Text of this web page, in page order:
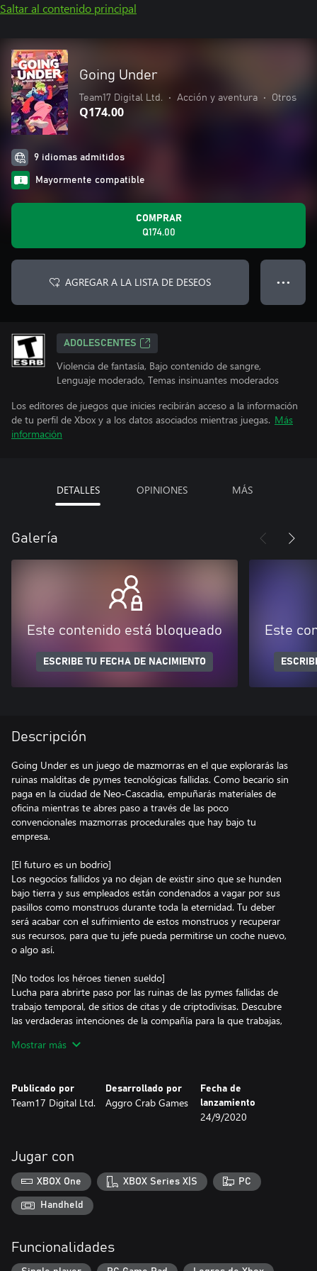
Saltar al contenido principal
Going Under
Team17 Digital Ltd. • Acción y aventura • Otros
Q174.00
9 idiomas admitidos
Mayormente compatible
COMPRAR
Q174.00
AGREGAR A LA LISTA DE DESEOS ● ● ●
ADOLESCENTES
Violencia de fantasía, Bajo contenido de sangre,
Lenguaje moderado, Temas insinuantes moderados
Los editores de juegos que inicies recibirán acceso a la información
de tu perfil de Xbox y a los datos asociados mientras juegas. Más
información
DETALLES OPINIONES MÁS
Galería
Este contenido está bloqueado
ESCRIBE TU FECHA DE NACIMIENTO
Este
Descripción
Going Under es un juego de mazmorras en el que explorarás las
ruinas malditas de pymes tecnológicas fallidas. Como becario sin
paga en la ciudad de Neo-Cascadia, empuñarás materiales de
oficina mientras te abres paso a través de las poco
convencionales mazmorras procedurales que hay bajo tu
empresa.
[El futuro es un bodrio]
Los negocios fallidos ya no dejan de existir sino que se hunden
bajo tierra y sus empleados están condenados a vagar por sus
pasillos como monstruos durante toda la eternidad. Tu deber
será acabar con el sufrimiento de estos monstruos y recuperar
sus recursos, para que tu jefe pueda permitirse un coche nuevo,
o algo así.
[No todos los héroes tienen sueldo]
Lucha para abrirte paso por las ruinas de las pymes fallidas de
trabajo temporal, de sitios de citas y de criptodivisas. Descubre
las verdaderas intenciones de la compañía para la que trabajas,
empresa matriz, un fabricante de paquetes por suscripción con
¡Sal con un limo! ¡Invierte en criptodivisas! ¡Quema un vehículo
compartido!
En las mazmorras de Going Under, casi todo se puede usar como
arma: portátiles, escobas e incluso almohadas. También puedes
encontrar armas convencionales, pero se pueden romper en
cualquier momento si no tienes cuidado. Deberás jugar con
cautela y elegir el arma correcta para cada situación si quieres
sobrevivir a tu pasantía.
[Jefes horribles]
Y tú que creías que tu jefe era un monstruo. En las profundidades
Mostrar más
Publicado por
Team17 Digital Ltd.
Desarrollado por
Aggro Crab Games
Fecha de
lanzamiento
24/9/2020
Jugar con
XBOX One XBOX Series X|S PC
Handheld
Funcionalidades